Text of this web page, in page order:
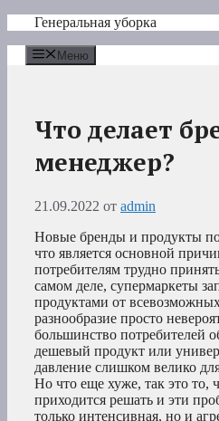
Перейти
содержимому
Генеральная уборка
Меню
Что делает
менеджер?
21.09.2022 от admin
Новые бренды и продукты
что является основной
потребителям трудно
самом деле, супермаркеты
продуктами от
разнообразие просто
большинство потребителей
дешевый продукт или
давление слишком велико
Но что еще хуже, так это то,
приходится решать и эти
только интенсивная, но и